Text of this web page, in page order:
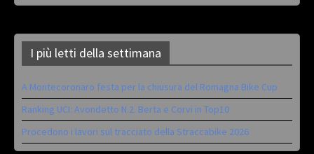
I più letti della settimana
A Montecoronaro festa per la chiusura del Romagna Bike Cup
Ranking UCI: Avondetto N.2. Berta e Corvi in Top10
Procedono i lavori sul tracciato della Straccabike 2026